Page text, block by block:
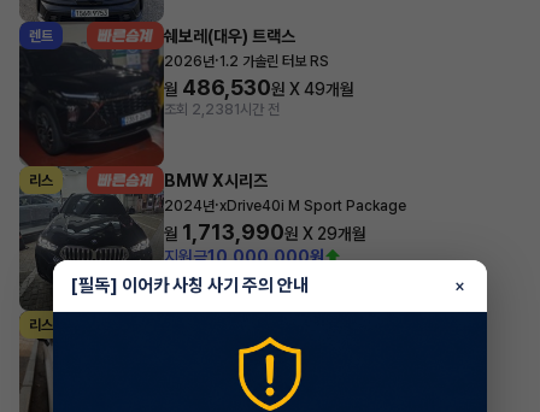
렌트 쉐보레(대우) 트랙스
2026년·1.2 가솔린 터보 RS
월 486,530원 X49개월
조회 2,2381시간 전
리스 BMW X시리즈
2024년·xDrive40i M Sport Package
월 1,713,990원 X 29개월
지원금10,000,000원
조회 1,8461시간 전
리스
9인승 가솔린 노블레스
688,360 원 X
2,000,000원
[필독] 이어카 사칭 사기 주의 안내 ×